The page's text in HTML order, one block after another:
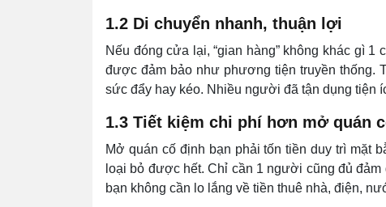
1.2 Di chuyển nhanh, thuận lợi
Nếu đóng cửa lại, “gian hàng” không khác gì 1
được đảm bảo như phương tiện truyền thống.
sức đẩy hay kéo. Nhiều người đã tận dụng tiện
1.3 Tiết kiệm chi phí hơn mở quán
Mở quán cố định bạn phải tốn tiền duy trì mặt
loại bỏ được hết. Chỉ cần 1 người cũng đủ
bạn không cần lo lắng về tiền thuê nhà, điện,